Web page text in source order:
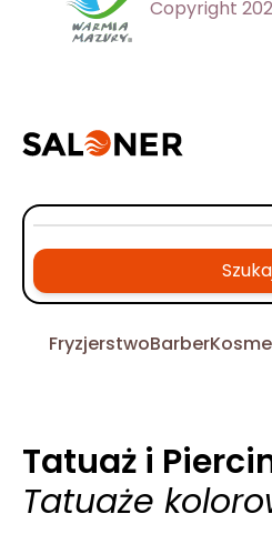
Copyright
FryzjerstwoBarber
Tatuaż i
Tatuaże